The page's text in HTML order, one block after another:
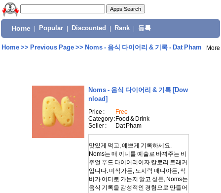
Home Popular Discounted Rank 등록
Home>> Previous Page>> Noms - 음식 다이어리 & 기록 - Dat Pham More
Noms - 음식 다이어리 & 기록 [Dow
nload]
Price :
Free
Category :Food & Drink
Seller :
Dat Pham
맛있게 먹고, 예쁘게 기록하세요.
Noms는 매 끼니를 예술로 바꿔주는 비
주얼 푸드 다이어리이자 칼로리 트래커
입니다. 미식가든, 도시락 매니아든, 식
비가 어디로 가는지 알고 싶든, Noms는
음식 기록을 감성적인 경험으로 만들어